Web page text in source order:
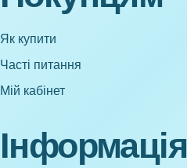
Як купити
Часті питання
Мій кабінет
Інформація